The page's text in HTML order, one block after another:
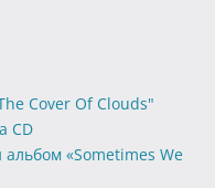
Cover Of Clouds"
CD
«Sometimes We